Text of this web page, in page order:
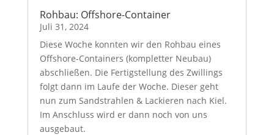
Rohbau: Offshore-Container
Juli 31, 2024
Diese Woche konnten wir den Rohbau eines
Offshore-Containers (kompletter Neubau)
abschließen. Die Fertigstellung des Zwillings
folgt dann im Laufe der Woche. Dieser geht
nun zum Sandstrahlen & Lackieren nach Kiel.
Im Anschluss wird er dann noch von uns
ausgebaut.